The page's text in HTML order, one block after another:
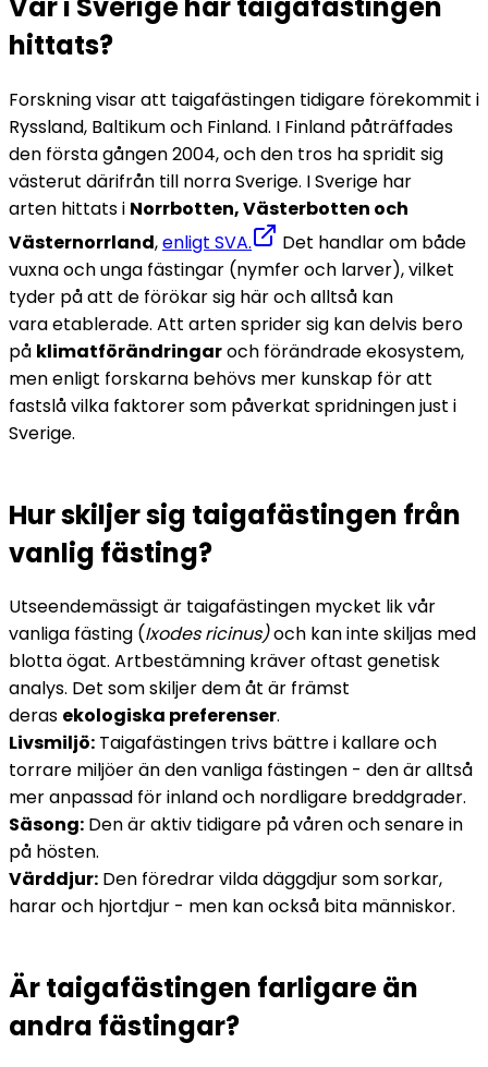
hittats?
Forskning visar att taigafästingen tidigare förekommit i
Ryssland, Baltikum och Finland. I Finland påträffades
den första gången 2004, och den tros ha spridit sig
västerut därifrån till norra Sverige. I Sverige har
arten hittats i Norrbotten, Västerbotten och
Västernorrland, enligt SVA.
Det handlar om både
vuxna och unga fästingar (nymfer och larver), vilket
tyder på att de förökar sig här och alltså kan
vara etablerade. Att arten sprider sig kan delvis bero
på klimatförändringar och förändrade ekosystem,
men enligt forskarna behövs mer kunskap för att
fastslå vilka faktorer som påverkat spridningen just i
Sverige.
Hur skiljer sig taigafästingen från
vanlig fästing?
Utseendemässigt är taigafästingen mycket lik vår
vanliga fästing (Ixodes ricinus) och kan inte skiljas med
blotta ögat. Artbestämning kräver oftast genetisk
analys. Det som skiljer dem åt är främst
deras ekologiska preferenser.
Livsmiljö: Taigafästingen trivs bättre i kallare och
torrare miljöer än den vanliga fästingen - den är alltså
mer anpassad för inland och nordligare breddgrader.
Säsong: Den är aktiv tidigare på våren och senare in
på hösten.
Värddjur: Den föredrar vilda däggdjur som sorkar,
harar och hjortdjur - men kan också bita människor.
Är taigafästingen farligare än
andra fästingar?